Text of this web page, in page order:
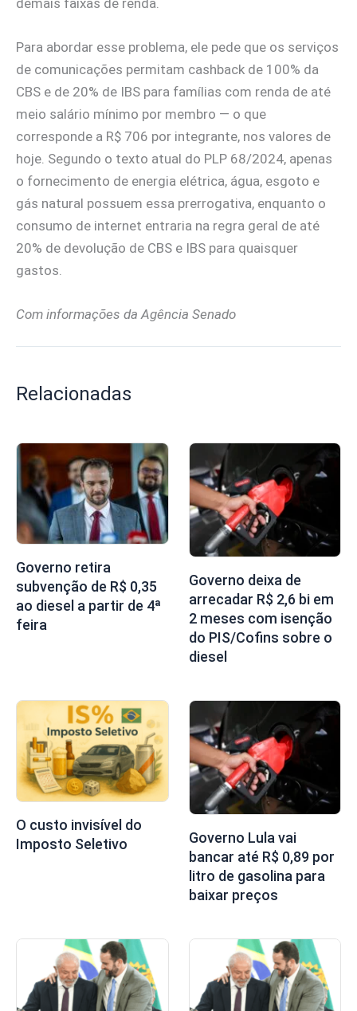
Para abordar esse problema, ele pede que os serviços
de comunicações permitam cashback de 100% da
CBS e de 20% de IBS para famílias com renda de até
meio salário mínimo por membro — o que
corresponde a R$ 706 por integrante, nos valores de
hoje. Segundo o texto atual do PLP 68/2024, apenas
o fornecimento de energia elétrica, água, esgoto e
gás natural possuem essa prerrogativa, enquanto o
consumo de internet entraria na regra geral de até
20% de devolução de CBS e IBS para quaisquer
gastos.
Com informações da Agência Senado
Relacionadas
Governo retira
subvenção de R$ 0,35
ao diesel a partir de 4ª
feira
Governo deixa de
arrecadar R$ 2,6 bi em
2 meses com isenção
do PIS/Cofins sobre o
diesel
O custo invisível do
Imposto Seletivo
Governo Lula vai
bancar até R$ 0,89 por
litro de gasolina para
baixar preços